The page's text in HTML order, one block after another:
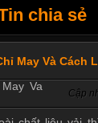
chia sẻ
May Và Cách
Cập